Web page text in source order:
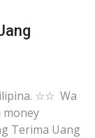
☆☆ Wa
money
Terima Uang